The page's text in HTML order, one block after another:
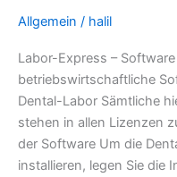
Allgemein / halil
Labor-Express –
betriebswirtschaftliche
Dental-Labor Sämtliche
stehen in allen Lizenzen
der Software Um die
installieren, legen Sie die